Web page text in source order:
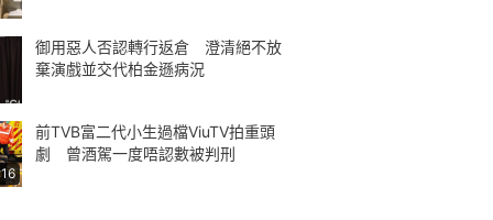
御用惡人否認轉行返倉 澄清絕不放
棄演戲並交代柏金遜病況
前TVB富二代小生過檔ViuTV拍重頭
劇 曾酒駕一度唔認數被判刑